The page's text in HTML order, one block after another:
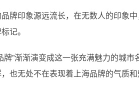
牌印象源远流长，在无数人的印象
记。
牌”渐渐演变成这一张充满魅力的城
也无处不在表现着上海品牌的气质和